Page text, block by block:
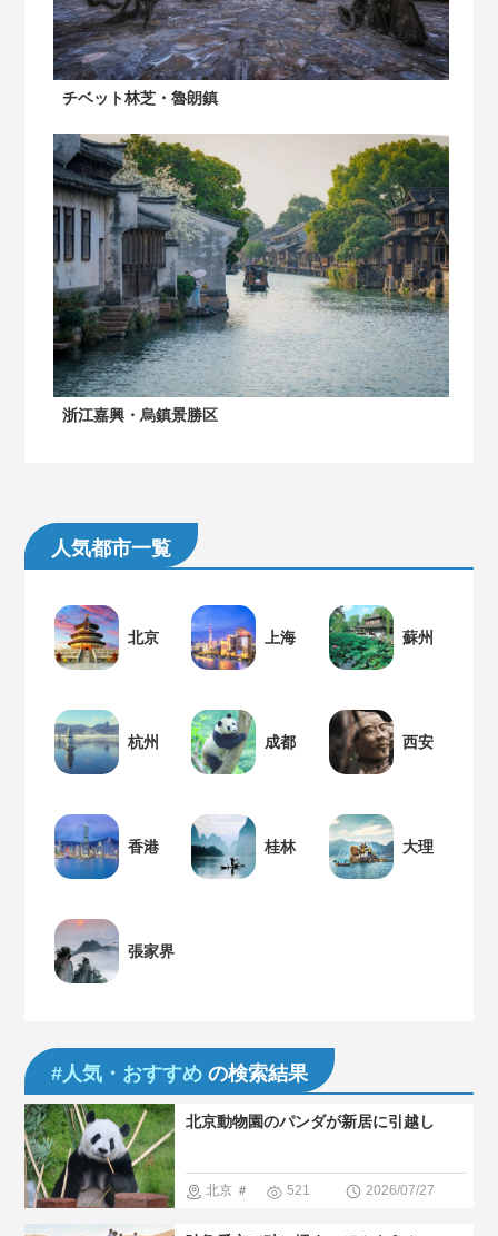
チベット林芝・魯朗鎮
浙江嘉興・烏鎮景勝区
人気都市一覧
北京 上海 蘇州
杭州 成都 西安
香港 桂林 大理
張家界
#人気・おすすめ の検索結果
北京動物園のパンダが新居に引越し
北京 ＃ 521 2026/07/27